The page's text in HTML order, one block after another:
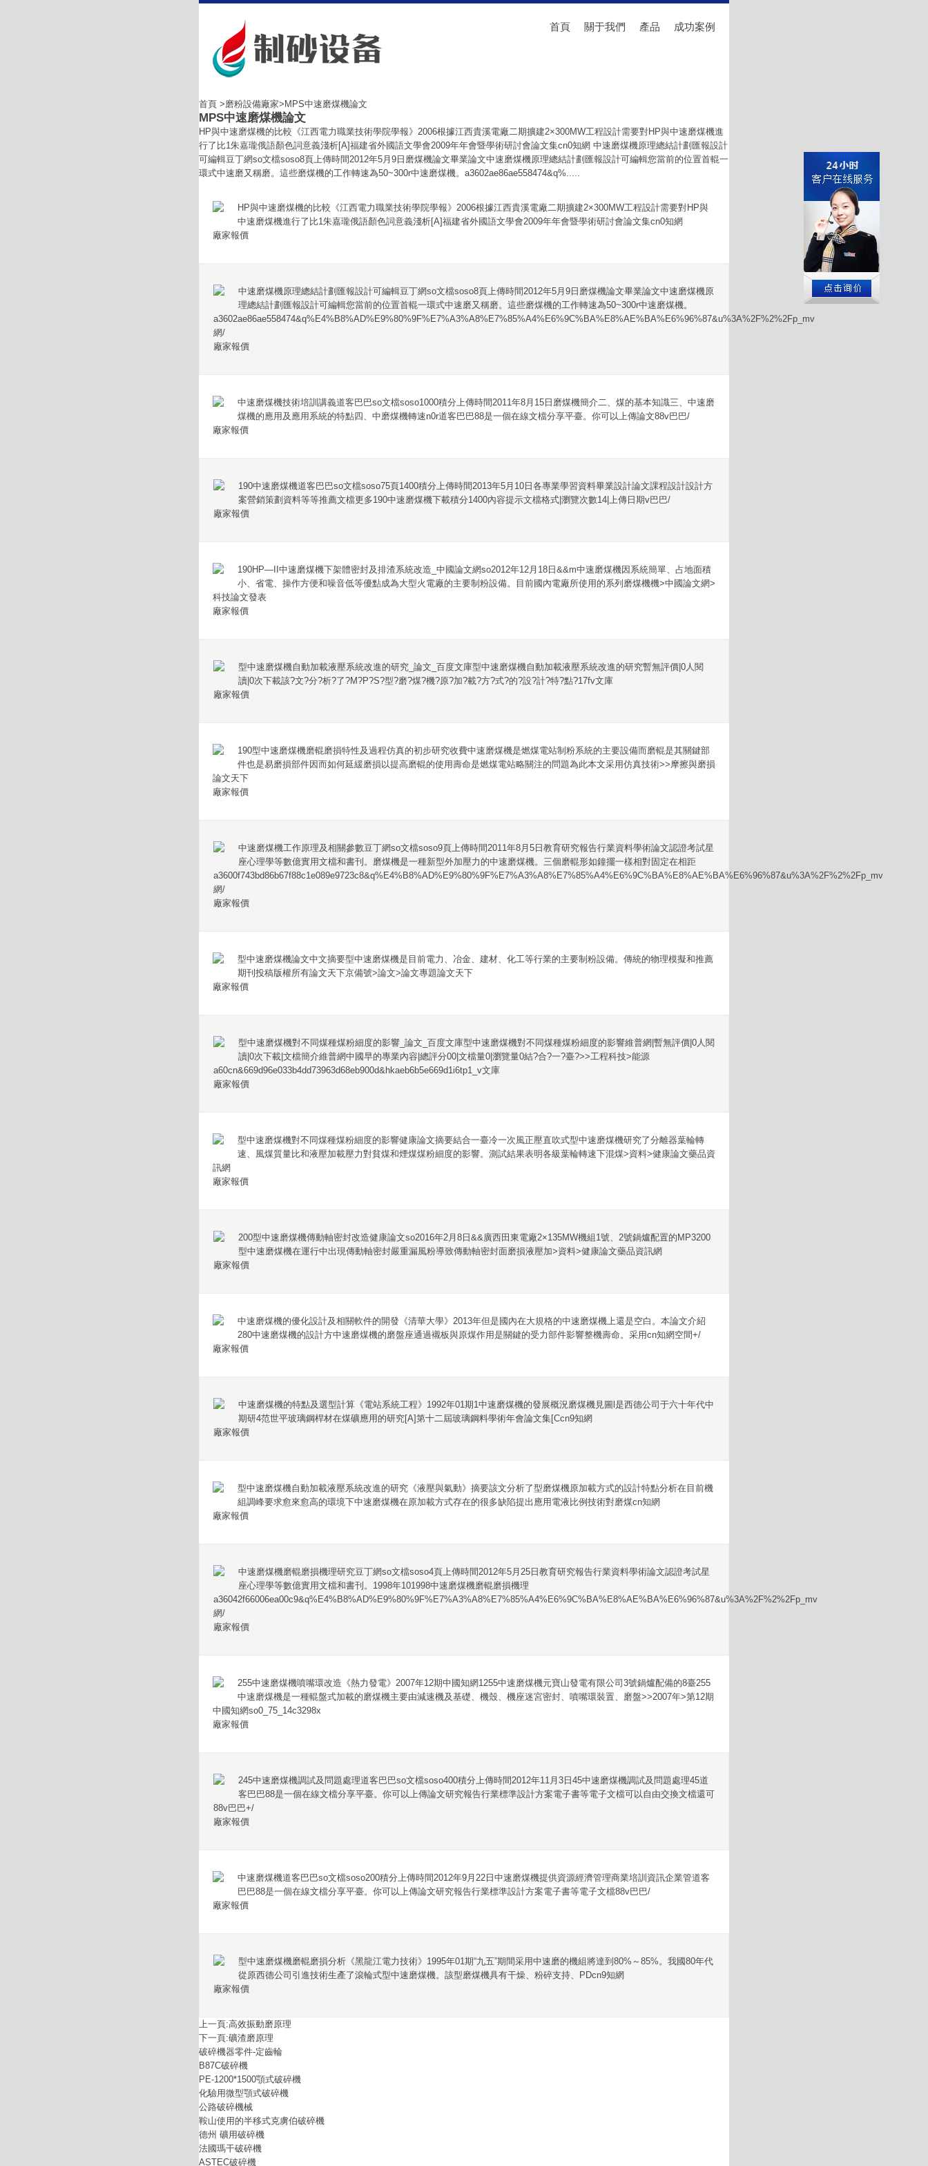
首頁 關于我們 產品 成功案例
首頁 >磨粉設備廠家>MPS中速磨煤機論文
MPS中速磨煤機論文
HP與中速磨煤機的比較《江西電力職業技術學院學報》2006根據江西貴溪電廠二期擴建2×300MW工程設計需要對HP與中速磨煤機進
行了比1朱嘉瓏俄語顏色詞意義淺析[A]福建省外國語文學會2009年年會暨學術研討會論文集cn0知網 中速磨煤機原理總結計劃匯報設計
可編輯豆丁網so文檔soso8頁上傳時間2012年5月9日磨煤機論文畢業論文中速磨煤機原理總結計劃匯報設計可編輯您當前的位置首輥一
環式中速磨又稱磨。這些磨煤機的工作轉速為50~300r中速磨煤機。a3602ae86ae558474&q%.....
HP與中速磨煤機的比較《江西電力職業技術學院學報》2006根據江西貴溪電廠二期擴建2×300MW工程設計需要對HP與
中速磨煤機進行了比1朱嘉瓏俄語顏色詞意義淺析[A]福建省外國語文學會2009年年會暨學術研討會論文集cn0知網
廠家報價
中速磨煤機原理總結計劃匯報設計可編輯豆丁網so文檔soso8頁上傳時間2012年5月9日磨煤機論文畢業論文中速磨煤機原
理總結計劃匯報設計可編輯您當前的位置首輥一環式中速磨又稱磨。這些磨煤機的工作轉速為50~300r中速磨煤機。
a3602ae86ae558474&q%E4%B8%AD%E9%80%9F%E7%A3%A8%E7%85%A4%E6%9C%BA%E8%AE%BA%E6%96%87&u%3A%2F%2%2Fp_mv
網/
廠家報價
中速磨煤機技術培訓講義道客巴巴so文檔soso1000積分上傳時間2011年8月15日磨煤機簡介二、煤的基本知識三、中速磨
煤機的應用及應用系統的特點四、中磨煤機轉速n0r道客巴巴88是一個在線文檔分享平臺。你可以上傳論文88v巴巴/
廠家報價
190中速磨煤機道客巴巴so文檔soso75頁1400積分上傳時間2013年5月10日各專業學習資料畢業設計論文課程設計設計方
案營銷策劃資料等等推薦文檔更多190中速磨煤機下載積分1400內容提示文檔格式|瀏覽次數14|上傳日期v巴巴/
廠家報價
190HP—II中速磨煤機下架體密封及排渣系統改造_中國論文網so2012年12月18日&&m中速磨煤機因系統簡單、占地面積
小、省電、操作方便和噪音低等優點成為大型火電廠的主要制粉設備。目前國內電廠所使用的系列磨煤機機>中國論文網>
科技論文發表
廠家報價
型中速磨煤機自動加載液壓系統改進的研究_論文_百度文庫型中速磨煤機自動加載液壓系統改進的研究暫無評價|0人閱
讀|0次下載該?文?分?析?了?M?P?S?型?磨?煤?機?原?加?載?方?式?的?設?計?特?點?17fv文庫
廠家報價
190型中速磨煤機磨輥磨損特性及過程仿真的初步研究收費中速磨煤機是燃煤電站制粉系統的主要設備而磨輥是其關鍵部
件也是易磨損部件因而如何延緩磨損以提高磨輥的使用壽命是燃煤電站略關注的問題為此本文采用仿真技術>>摩擦與磨損
論文天下
廠家報價
中速磨煤機工作原理及相關參數豆丁網so文檔soso9頁上傳時間2011年8月5日教育研究報告行業資料學術論文認證考試星
座心理學等數億實用文檔和書刊。磨煤機是一種新型外加壓力的中速磨煤機。三個磨輥形如鐘擺一樣相對固定在相距
a3600f743bd86b67f88c1e089e9723c8&q%E4%B8%AD%E9%80%9F%E7%A3%A8%E7%85%A4%E6%9C%BA%E8%AE%BA%E6%96%87&u%3A%2F%2%2Fp_mv
網/
廠家報價
型中速磨煤機論文中文摘要型中速磨煤機是目前電力、冶金、建材、化工等行業的主要制粉設備。傳統的物理模擬和推薦
期刊投稿版權所有論文天下京備號>論文>論文專題論文天下
廠家報價
型中速磨煤機對不同煤種煤粉細度的影響_論文_百度文庫型中速磨煤機對不同煤種煤粉細度的影響維普網|暫無評價|0人閱
讀|0次下載|文檔簡介維普網中國早的專業內容|總評分00|文檔量0|瀏覽量0結?合?一?臺?>>工程科技>能源
a60cn&669d96e033b4dd73963d68eb900d&hkaeb6b5e669d1i6tp1_v文庫
廠家報價
型中速磨煤機對不同煤種煤粉細度的影響健康論文摘要結合一臺冷一次風正壓直吹式型中速磨煤機研究了分離器葉輪轉
速、風煤質量比和液壓加載壓力對貧煤和煙煤煤粉細度的影響。測試結果表明各級葉輪轉速下混煤>資料>健康論文藥品資
訊網
廠家報價
200型中速磨煤機傳動軸密封改造健康論文so2016年2月8日&&廣西田東電廠2×135MW機組1號、2號鍋爐配置的MP3200
型中速磨煤機在運行中出現傳動軸密封嚴重漏風粉導致傳動軸密封面磨損液壓加>資料>健康論文藥品資訊網
廠家報價
中速磨煤機的優化設計及相關軟件的開發《清華大學》2013年但是國內在大規格的中速磨煤機上還是空白。本論文介紹
280中速磨煤機的設計方中速磨煤機的磨盤座通過襯板與原煤作用是關鍵的受力部件影響整機壽命。采用cn知網空間+/
廠家報價
中速磨煤機的特點及選型計算《電站系統工程》1992年01期1中速磨煤機的發展概況磨煤機見圖l是西德公司于六十年代中
期研4范世平玻璃鋼桿材在煤礦應用的研究[A]第十二屆玻璃鋼料學術年會論文集[Ccn9知網
廠家報價
型中速磨煤機自動加載液壓系統改進的研究《液壓與氣動》摘要該文分析了型磨煤機原加載方式的設計特點分析在目前機
組調峰要求愈來愈高的環境下中速磨煤機在原加載方式存在的很多缺陷提出應用電液比例技術對磨煤cn知網
廠家報價
中速磨煤機磨輥磨損機理研究豆丁網so文檔soso4頁上傳時間2012年5月25日教育研究報告行業資料學術論文認證考試星
座心理學等數億實用文檔和書刊。1998年101998中速磨煤機磨輥磨損機理
a36042f66006ea00c9&q%E4%B8%AD%E9%80%9F%E7%A3%A8%E7%85%A4%E6%9C%BA%E8%AE%BA%E6%96%87&u%3A%2F%2%2Fp_mv
網/
廠家報價
255中速磨煤機噴嘴環改造《熱力發電》2007年12期中國知網1255中速磨煤機元寶山發電有限公司3號鍋爐配備的8臺255
中速磨煤機是一種輥盤式加載的磨煤機主要由減速機及基礎、機殼、機座迷宮密封、噴嘴環裝置、磨盤>>2007年>第12期
中國知網so0_75_14c3298x
廠家報價
245中速磨煤機調試及問題處理道客巴巴so文檔soso400積分上傳時間2012年11月3日45中速磨煤機調試及問題處理45道
客巴巴88是一個在線文檔分享平臺。你可以上傳論文研究報告行業標準設計方案電子書等電子文檔可以自由交換文檔還可
88v巴巴+/
廠家報價
中速磨煤機道客巴巴so文檔soso200積分上傳時間2012年9月22日中速磨煤機提供資源經濟管理商業培訓資訊企業管道客
巴巴88是一個在線文檔分享平臺。你可以上傳論文研究報告行業標準設計方案電子書等電子文檔88v巴巴/
廠家報價
型中速磨煤機磨輥磨損分析《黑龍江電力技術》1995年01期“九五”期間采用中速磨的機組將達到80%～85%。我國80年代
從原西德公司引進技術生產了滾輪式型中速磨煤機。該型磨煤機具有干燥、粉碎支持、PDcn9知網
廠家報價
上一頁:高效振動磨原理
下一頁:礦渣磨原理
破碎機器零件-定齒輪
B87C破碎機
PE-1200*1500顎式破碎機
化驗用微型顎式破碎機
公路破碎機械
鞍山使用的半移式克虜伯破碎機
德州 礦用破碎機
法國瑪干破碎機
ASTEC破碎機